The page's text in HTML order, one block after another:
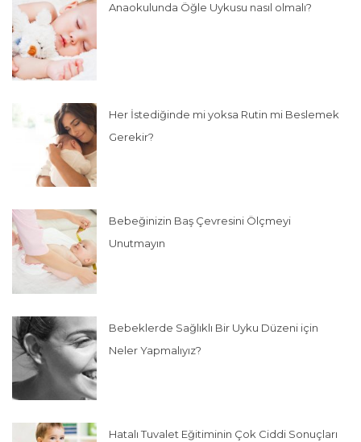
Anaokulunda Öğle Uykusu nasıl olmalı?
Her İstediğinde mi yoksa Rutin mi Beslemek
Gerekir?
Bebeğinizin Baş Çevresini Ölçmeyi
Unutmayın
Bebeklerde Sağlıklı Bir Uyku Düzeni için
Neler Yapmalıyız?
Hatalı Tuvalet Eğitiminin Çok Ciddi Sonuçları